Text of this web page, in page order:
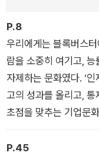
이 책은 넷플릭스의 현
식과 기업문화에 관해
하는 방식으로 이뤄진
는 파격적인 행보로 세
영국, 이탈리아, 일본
P.8
우리에게는 블록버스
람을 소중히 여기고,
자제하는 문화였다. ‘
고의 성과를 올리고, 통
초점을 맞추는 기업문
상이 변하는 속도에 맞
라 우리 회원들의 요구
P.45